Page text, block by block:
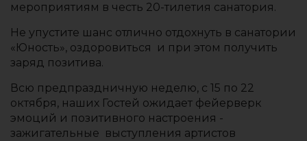
мероприятиям в честь 20-тилетия санатория.
Не упустите шанс отлично отдохнуть в санатории
«Юность», оздоровиться и при этом получить
заряд позитива.
Всю предпраздничную неделю, с 15 по 22
октября, наших Гостей ожидает фейерверк
эмоций и позитивного настроения -
зажигательные выступления артистов